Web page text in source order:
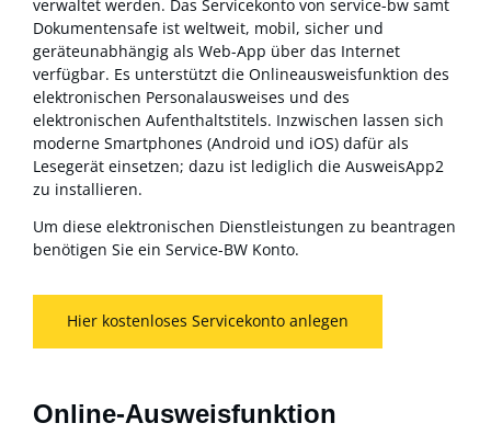
verwaltet werden. Das Servicekonto von service-bw samt
Dokumentensafe ist weltweit, mobil, sicher und
geräteunabhängig als Web-App über das Internet
verfügbar. Es unterstützt die Onlineausweisfunktion des
elektronischen Personalausweises und des
elektronischen Aufenthaltstitels. Inzwischen lassen sich
moderne Smartphones (Android und iOS) dafür als
Lesegerät einsetzen; dazu ist lediglich die AusweisApp2
zu installieren.
Um diese elektronischen Dienstleistungen zu beantragen
benötigen Sie ein Service-BW Konto.
Hier kostenloses Servicekonto anlegen
Online-Ausweisfunktion